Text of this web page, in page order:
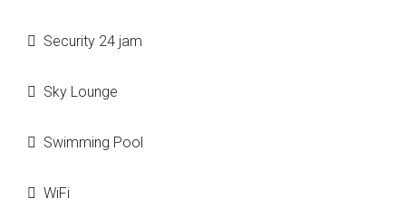
Security 24 jam
Sky Lounge
Swimming Pool
WiFi